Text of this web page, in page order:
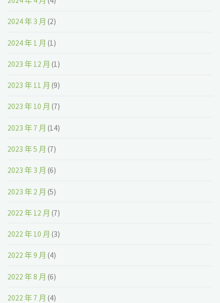
2024 年 3 月 (2)
2024 年 1 月 (1)
2023 年 12 月 (1)
2023 年 11 月 (9)
2023 年 10 月 (7)
2023 年 7 月 (14)
2023 年 5 月 (7)
2023 年 3 月 (6)
2023 年 2 月 (5)
2022 年 12 月 (7)
2022 年 10 月 (3)
2022 年 9 月 (4)
2022 年 8 月 (6)
2022 年 7 月 (4)